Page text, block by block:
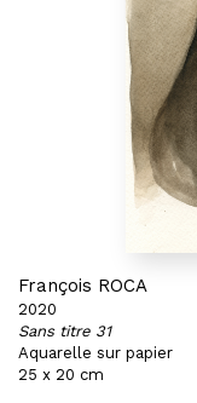
François ROCA
2020
Sans titre 31
Aquarelle sur papier
25 x 20 cm